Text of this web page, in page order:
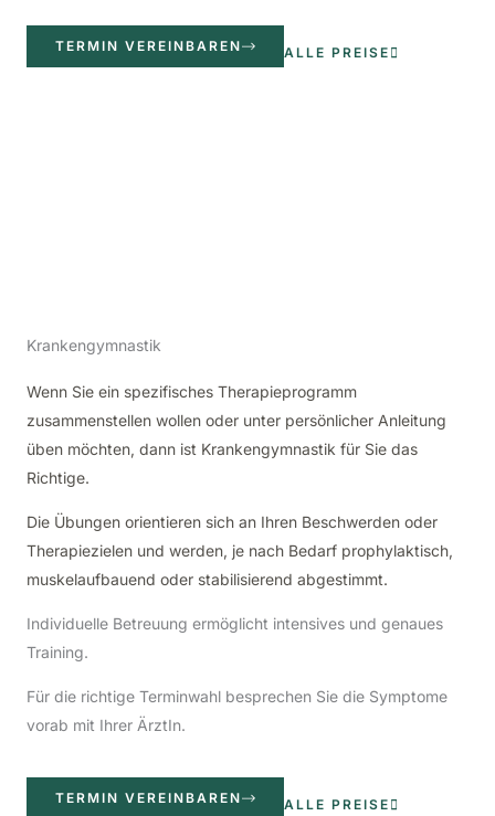
TERMIN VEREINBAREN ALLE PREISE
Krankengymnastik
Wenn Sie ein spezifisches Therapieprogramm
zusammenstellen wollen oder unter persönlicher Anleitung
üben möchten, dann ist Krankengymnastik für Sie das
Richtige.
Die Übungen orientieren sich an Ihren Beschwerden oder
Therapiezielen und werden, je nach Bedarf prophylaktisch,
muskelaufbauend oder stabilisierend abgestimmt.
Individuelle Betreuung ermöglicht intensives und genaues
Training.
Für die richtige Terminwahl besprechen Sie die Symptome
vorab mit Ihrer ÄrztIn.
TERMIN VEREINBAREN ALLE PREISE